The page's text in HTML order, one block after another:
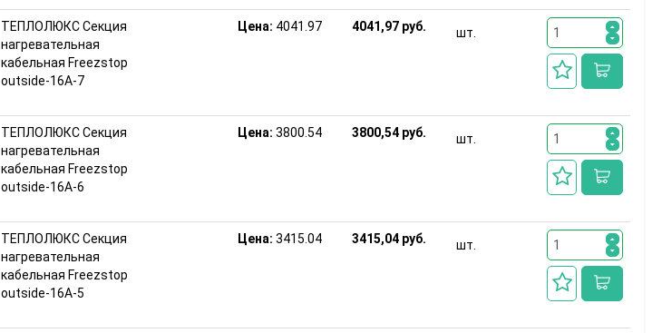
ТЕПЛОЛЮКС Секция
нагревательная
кабельная Freezstop
outside-16A-7
Цена: 4041.97 4041,97 руб. шт.
ТЕПЛОЛЮКС Секция
нагревательная
кабельная Freezstop
outside-16A-6
Цена: 3800.54 3800,54 руб. шт.
ТЕПЛОЛЮКС Секция
нагревательная
кабельная Freezstop
outside-16A-5
Цена: 3415.04 3415,04 руб. шт.